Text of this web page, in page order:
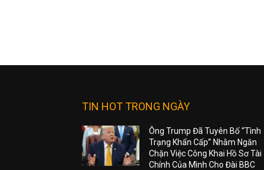
TIN HOT TRONG NGÀY
Ông Trump Đã Tuyên Bố “Tình
Trạng Khẩn Cấp” Nhằm Ngăn
Chặn Việc Công Khai Hồ Sơ Tài
Chính Của Mình Cho Đài BBC